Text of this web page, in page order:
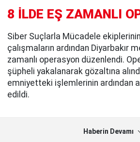
8 İLDE EŞ ZAMANLI
Siber Suçlarla Mücadele
çalışmaların ardından Diyarbakır
zamanlı operasyon düzenlendi.
şüpheli yakalanarak gözaltına
emniyetteki işlemlerinin ardından
edildi.
Haberin Devamı